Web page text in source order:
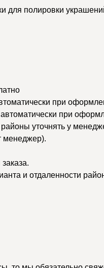
для полировки
при
при
уточнять у
менеджер).
и отдаленности